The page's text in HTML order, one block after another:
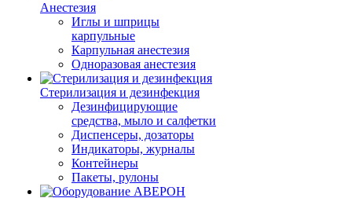
Анестезия
Иглы и шприцы
карпульные
Карпульная анестезия
Одноразовая анестезия
Стерилизация и дезинфекция
Дезинфицирующие
средства, мыло и салфетки
Диспенсеры, дозаторы
Индикаторы, журналы
Контейнеры
Пакеты, рулоны